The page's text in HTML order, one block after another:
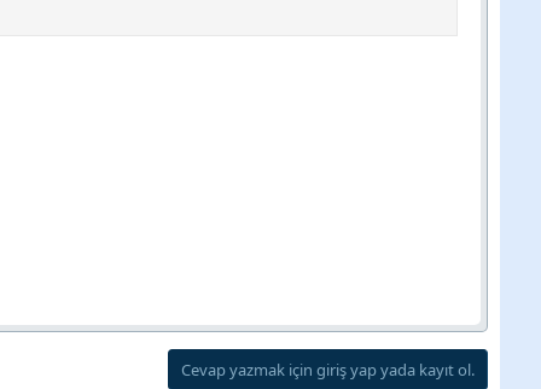
Cevap yazmak için giriş yap yada kayıt ol.